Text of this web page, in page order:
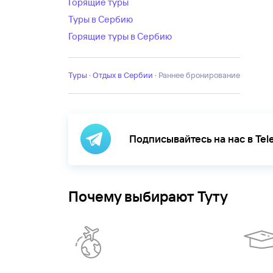
Туры в Сербию
Горящие туры в Сербию
Туры · Отдых в Сербии · Раннее бронирование
Подписывайтесь на нас в
Почему выбирают Туту